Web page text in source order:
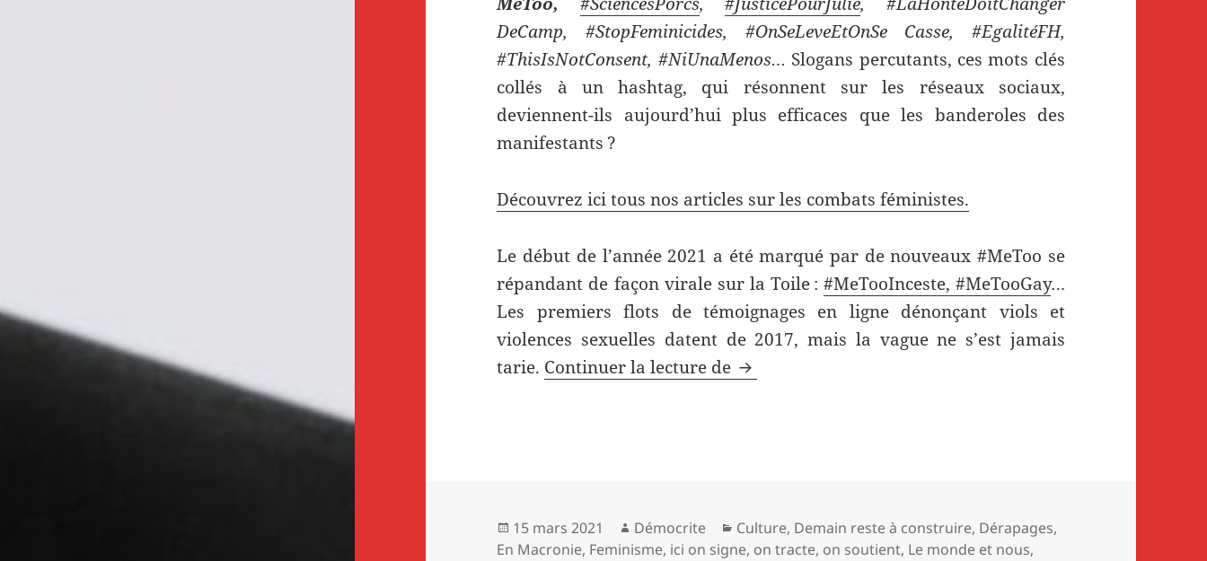
DeCamp, #StopFeminicides, #OnSeLeveEtOnSe Casse, #EgalitéFH,
#This­IsNotConsent, #NiUnaMenos… Slogans percutants, ces mots clés
collés à un hashtag, qui résonnent sur les réseaux sociaux,
deviennent-ils aujourd’hui plus efficaces que les banderoles des
manifestants ?
Découvrez ici tous nos articles sur les combats féministes.
Le début de l’année 2021 a été marqué par de nouveaux #MeToo se
répandant de façon virale sur la Toile : #MeTooInceste, #MeTooGay…
Les premiers flots de témoignages en ligne dénonçant viols et
violences sexuelles datent de 2017, mais la vague ne s’est jamais
tarie. Continuer la lecture de Réseaux sociaux. Avec le « féminisme de hashtag », le
Publié
le
15 mars 2021 Auteur
Démocrite Catégories
Culture, Demain reste à construire, Dérapages,
En Macronie, Feminisme, ici on signe, on tracte, on soutient, Le monde et nous,